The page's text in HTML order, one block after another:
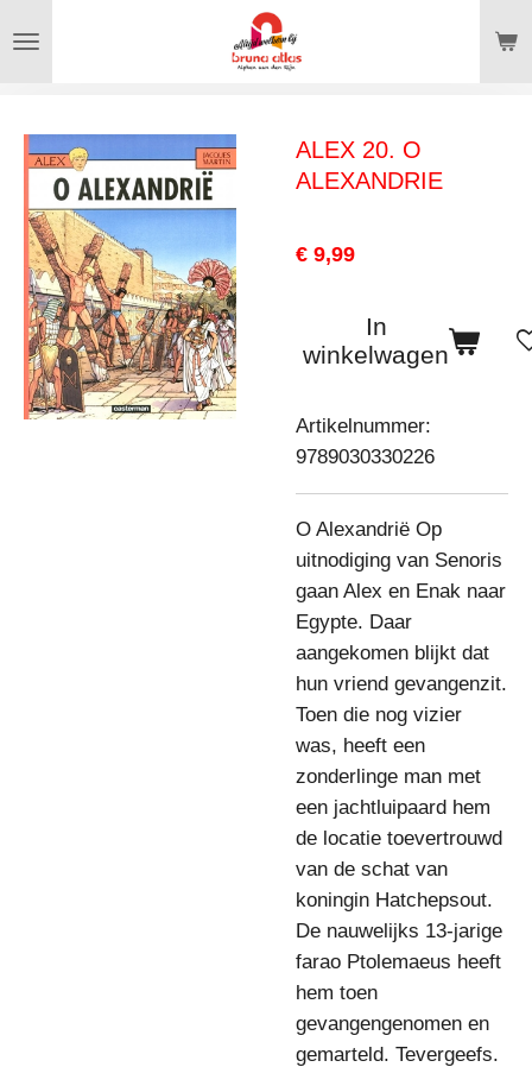
direct
hoofdinhoud
ALEX 20. O
ALEXANDRIE
€ 9,99
In
winkelwagen
Artikelnummer:
9789030330226
O Alexandrië Op
uitnodiging van Senoris
gaan Alex en Enak naar
Egypte. Daar
aangekomen blijkt dat
hun vriend gevangenzit.
Toen die nog vizier
was, heeft een
zonderlinge man met
een jachtluipaard hem
de locatie toevertrouwd
van de schat van
koningin Hatchepsout.
De nauwelijks 13-jarige
farao Ptolemaeus heeft
hem toen
gevangengenomen en
gemarteld. Tevergeefs.